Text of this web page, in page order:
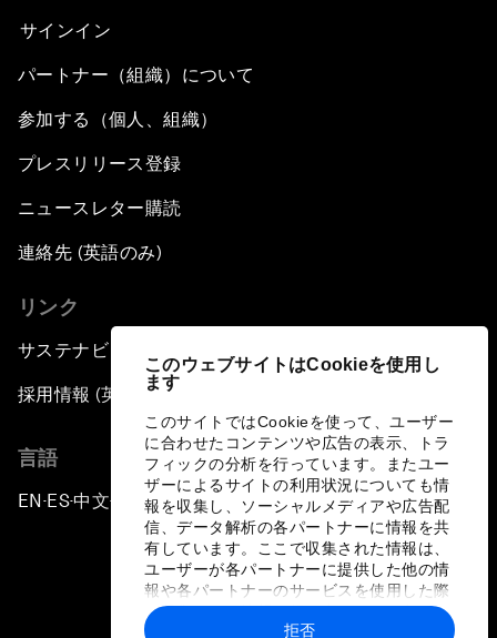
このウェブサイトはCookieを使用し
ます
このサイトではCookieを使って、ユーザー
に合わせたコンテンツや広告の表示、トラ
フィックの分析を行っています。またユー
ザーによるサイトの利用状況についても情
報を収集し、ソーシャルメディアや広告配
信、データ解析の各パートナーに情報を共
有しています。ここで収集された情報は、
ユーザーが各パートナーに提供した他の情
報や各パートナーのサービスを使用した際
に収集された情報と組み合わされ、各パー
トナーによって使用されることがありま
拒否
サインイン
パートナー（組織）について
参加する（個人、組織）
プレスリリース登録
ニュースレター購読
連絡先 (英語のみ)
リンク
サステナビリティへの取り組み
採用情報 (英語のみ)
言語
EN ▪ES▪中文▪ 日本語